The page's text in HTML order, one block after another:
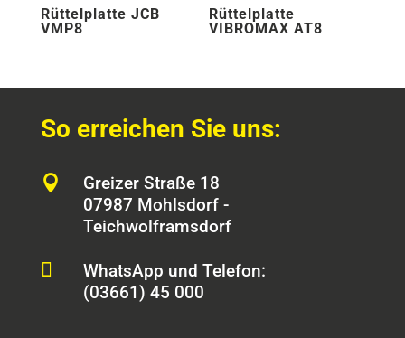
Rüttelplatte JCB
VMP8
Rüttelplatte
VIBROMAX AT8
So erreichen Sie uns:

Greizer Straße 18
07987 Mohlsdorf -
Teichwolframsdorf

WhatsApp und Telefon:
(03661) 45 000